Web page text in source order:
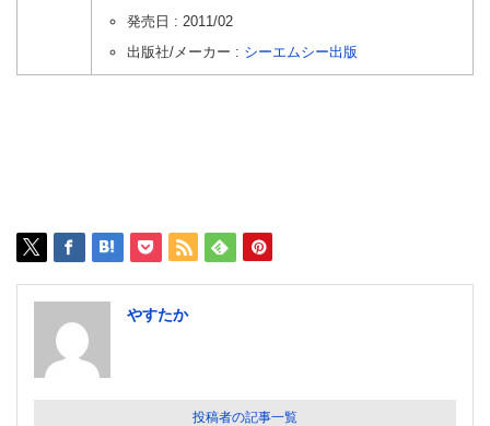
発売日 : 2011/02
出版社/メーカー : シーエムシー出版
やすたか
投稿者の記事一覧